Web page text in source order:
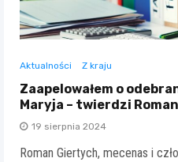
Aktualności Z kraju
Zaapelowałem o
Maryja – twierdzi
19 sierpnia 2024
Roman Giertych, mecenas i